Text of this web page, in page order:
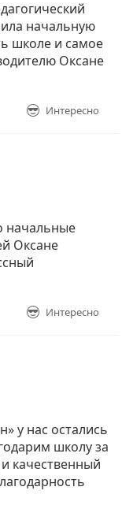
начальную
школе и самое
Оксане
Интересно
начальные
Оксане
Интересно
у нас остались
школу за
качественный